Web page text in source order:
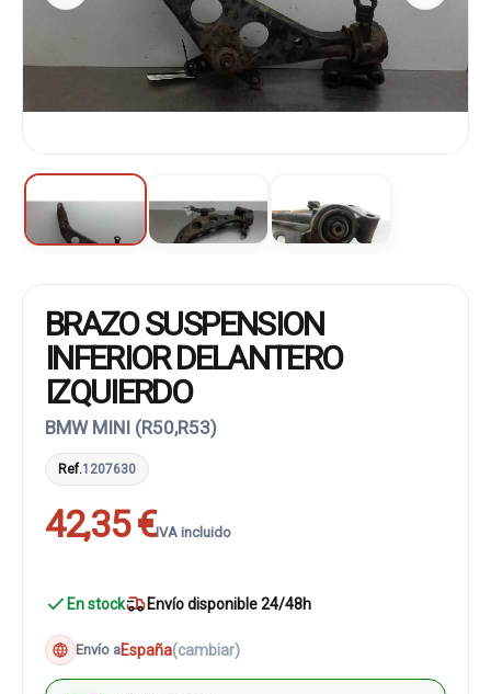
BRAZO SUSPENSION
INFERIOR DELANTERO
IZQUIERDO
BMW MINI (R50,R53)
Ref.1207630
42,35 €IVA incluido
En stock Envío disponible 24/48h
Envío aEspaña(cambiar)